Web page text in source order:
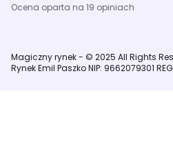
Ocena oparta na 19 opiniach
Magiczny rynek - © 2025 All Rights
Rynek Emil Paszko NIP: 9662079301